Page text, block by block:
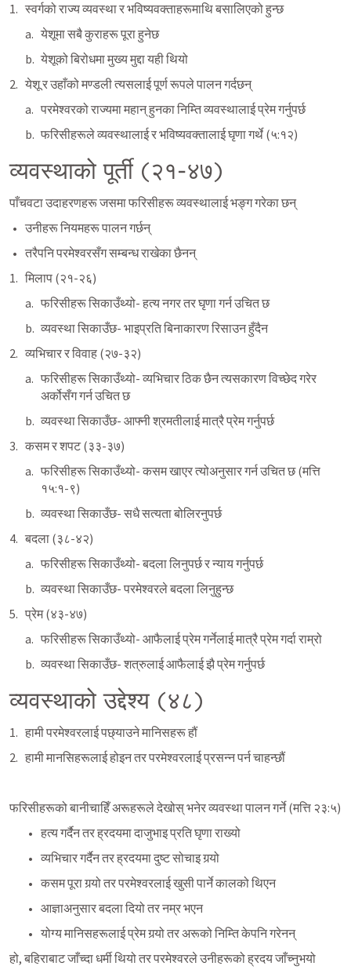
स्वर्गको राज्य व्यवस्था र भविष्यवक्ताहरूमाथि बसालिएको हुन्छ
येशूमा सबै कुराहरू पूरा हुनेछ
येशूको बिरोधमा मुख्य मुद्दा यही थियो
येशू र उहाँको मण्डली त्यसलाई पूर्ण रूपले पालन गर्दछन्
परमेश्वरको राज्यमा महान् हुनका निम्ति व्यवस्थालाई प्रेम गर्नुपर्छ
फरिसीहरूले व्यवस्थालाई र भविष्यवक्तालाई घृणा गर्थे (५:१२)
व्यवस्थाको पूर्ती (२१-४७)
पाँचवटा उदाहरणहरू जसमा फरिसीहरू व्यवस्थालाई भङ्ग गरेका छन्
उनीहरू नियमहरू पालन गर्छन्
तरैपनि परमेश्वरसँग सम्बन्ध राखेका छैनन्
मिलाप (२१-२६)
फरिसीहरू सिकाउँथ्यो- हत्य नगर तर घृणा गर्न उचित छ
व्यवस्था सिकाउँछ- भाइप्रति बिनाकारण रिसाउन हुँदैन
व्यभिचार र विवाह (२७-३२)
फरिसीहरू सिकाउँथ्यो- व्यभिचार ठिक छैन त्यसकारण विच्छेद गरेर
अर्कोसँग गर्न उचित छ
व्यवस्था सिकाउँछ- आफ्नी श्रमतीलाई मात्रै प्रेम गर्नुपर्छ
कसम र शपट (३३-३७)
फरिसीहरू सिकाउँथ्यो- कसम खाएर त्योअनुसार गर्न उचित छ (मत्ति
१५:१-९)
व्यवस्था सिकाउँछ- सधै सत्यता बोलिरनुपर्छ
बदला (३८-४२)
फरिसीहरू सिकाउँथ्यो- बदला लिनुपर्छ र न्याय गर्नुपर्छ
व्यवस्था सिकाउँछ- परमेश्वरले बदला लिनुहुन्छ
प्रेम (४३-४७)
फरिसीहरू सिकाउँथ्यो- आफैलाई प्रेम गर्नेलाई मात्रै प्रेम गर्दा राम्रो
व्यवस्था सिकाउँछ- शत्रुलाई आफैलाई झै प्रेम गर्नुपर्छ
व्यवस्थाको उद्देश्य (४८)
हामी परमेश्वरलाई पछ्याउने मानिसहरू हौं
हामी मानसिहरूलाई होइन तर परमेश्वरलाई प्रसन्न पर्न चाहन्छौं
फरिसीहरूको बानीचाहिँ अरूहरूले देखोस् भनेर व्यवस्था पालन गर्ने (मत्ति २३:५)
हत्य गर्दैन तर ह्रदयमा दाजुभाइ प्रति घृणा राख्यो
व्यभिचार गर्दैन तर ह्रदयमा दुष्ट सोचाइ गर्‍यो
कसम पूरा गर्‍यो तर परमेश्वरलाई खुसी पार्ने कालको थिएन
आज्ञाअनुसार बदला दियो तर नम्र भएन
योग्य मानिसहरूलाई प्रेम गर्‍यो तर अरूको निम्ति केपनि गरेनन्
हो, बहिराबाट जाँच्दा धर्मी थियो तर परमेश्वरले उनीहरूको ह्रदय जाँच्नुभयो